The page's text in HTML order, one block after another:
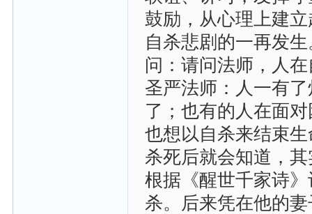
鼓励，从心理上建
自杀悲剧的一再发生
问：请问法师，人
圣严法师：人一有
了；也有的人在面
也想以自杀来结束
杀死后就会知道，
根据《醒世千家诗
杀。后来凭在他的